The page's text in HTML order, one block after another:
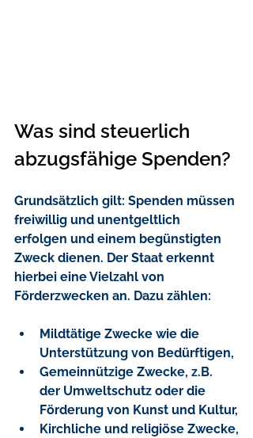
Was sind steuerlich
abzugsfähige Spenden?
Grundsätzlich gilt: Spenden müssen
freiwillig und unentgeltlich
erfolgen und einem begünstigten
Zweck dienen. Der Staat erkennt
hierbei eine Vielzahl von
Förderzwecken an. Dazu zählen:
Mildtätige Zwecke wie die
Unterstützung von Bedürftigen,
Gemeinnützige Zwecke, z.B.
der Umweltschutz oder die
Förderung von Kunst und Kultur,
Kirchliche und religiöse Zwecke,